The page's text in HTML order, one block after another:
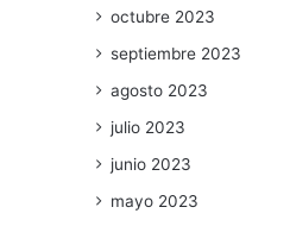
octubre 2023
septiembre 2023
agosto 2023
julio 2023
junio 2023
mayo 2023